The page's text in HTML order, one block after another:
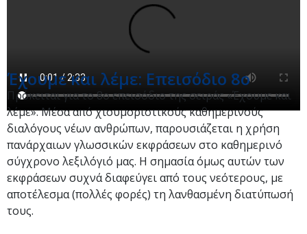
Έχουμε και λέμε: Επεισόδιο 8ο
Πρόκειται για το 8ο επεισόδιο της σειράς «Έχουμε και
λέμε». Μέσα από χιουμοριστικούς καθημερινούς
διαλόγους νέων ανθρώπων, παρουσιάζεται η χρήση
πανάρχαιων γλωσσικών εκφράσεων στο καθημερινό
σύγχρονο λεξιλόγιό μας. Η σημασία όμως αυτών των
εκφράσεων συχνά διαφεύγει από τους νεότερους, με
αποτέλεσμα (πολλές φορές) τη λανθασμένη διατύπωσή
τους.